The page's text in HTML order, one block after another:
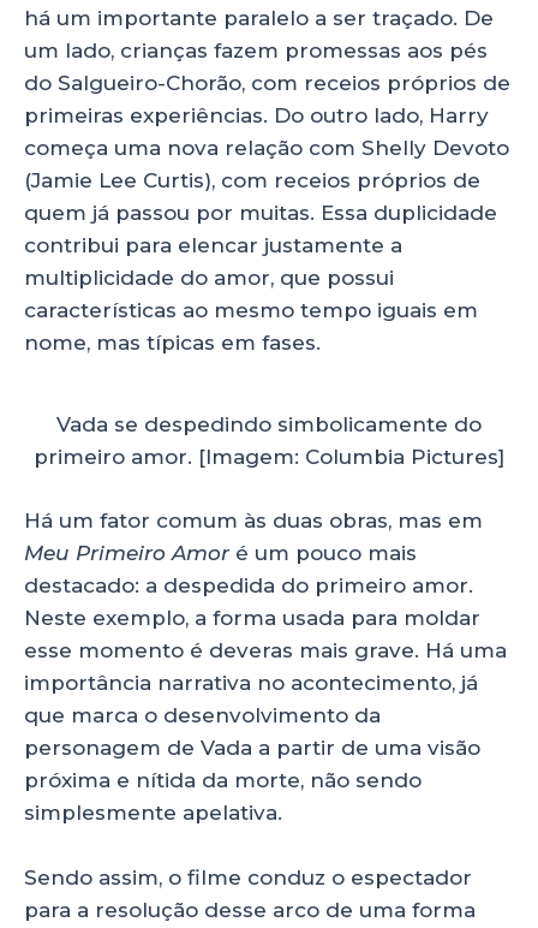
há um importante paralelo a ser traçado. De
um lado, crianças fazem promessas aos pés
do Salgueiro-Chorão, com receios próprios de
primeiras experiências. Do outro lado, Harry
começa uma nova relação com Shelly Devoto
(Jamie Lee Curtis), com receios próprios de
quem já passou por muitas. Essa duplicidade
contribui para elencar justamente a
multiplicidade do amor, que possui
características ao mesmo tempo iguais em
nome, mas típicas em fases.
Vada se despedindo simbolicamente do
primeiro amor. [Imagem: Columbia Pictures]
Há um fator comum às duas obras, mas em
Meu Primeiro Amoré um pouco mais
destacado: a despedida do primeiro amor.
Neste exemplo, a forma usada para moldar
esse momento é deveras mais grave. Há uma
importância narrativa no acontecimento, já
que marca o desenvolvimento da
personagem de Vada a partir de uma visão
próxima e nítida da morte, não sendo
simplesmente apelativa.
Sendo assim, o filme conduz o espectador
para a resolução desse arco de uma forma